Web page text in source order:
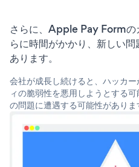
さらに、Apple Pay Formの
らに時間がかかり、新しい
あります。
会社が成長し続けると、ハッカ
ィの脆弱性を悪用しようとする
の問題に遭遇する可能性がありま